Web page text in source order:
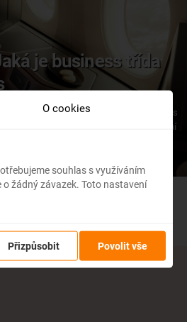
je business třída
stránce letecké společnosti British Airways
samozřejmě není to, že vyšší přepravní
O cookies
souhlas s využíváním
žádný závazek. Toto nastavení
Přizpůsobit Povolit vše